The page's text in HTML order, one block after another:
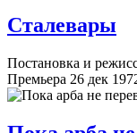
Сталевары
Постановка и
Премьера 26 дек